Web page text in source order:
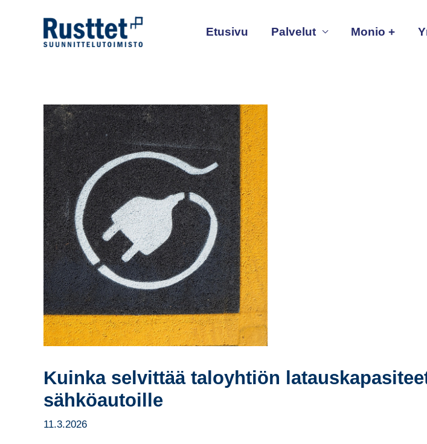
Etusivu Palvelut Monio +
Kuinka selvittää taloyhtiön
sähköautoille
11.3.2026